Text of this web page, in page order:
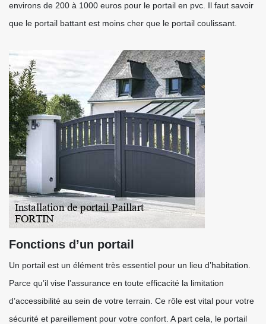
environs de 200 à 1000 euros pour le portail en pvc. Il faut savoir
que le portail battant est moins cher que le portail coulissant.
Fonctions d’un portail
Un portail est un élément très essentiel pour un lieu d’habitation.
Parce qu’il vise l’assurance en toute efficacité la limitation
d’accessibilité au sein de votre terrain. Ce rôle est vital pour votre
sécurité et pareillement pour votre confort. A part cela, le portail